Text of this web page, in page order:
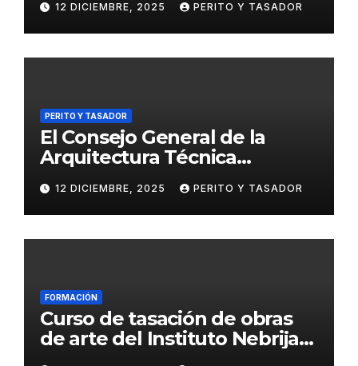
penal
12 DICIEMBRE, 2025 PERITO Y TASADOR
PERITO Y TASADOR
El Consejo General de la
Arquitectura Técnica
tasadores hipotecarios
12 DICIEMBRE, 2025 PERITO Y TASADOR
FORMACIÓN
Curso de tasación de obras
de arte del Instituto Nebrija